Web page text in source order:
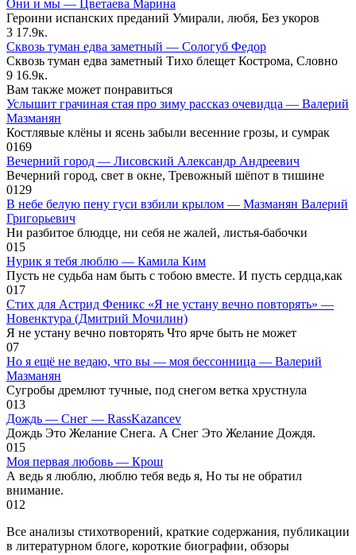
Они и мы — Цветаева Марина
Героини испанских преданий Умирали, любя, Без укоров
3 17.9к.
Сквозь туман едва заметный — Сологуб Федор
Сквозь туман едва заметный Тихо блещет Кострома, Словно
9 16.9к.
Вам также может понравиться
Услышит грачиная стая про зиму рассказ очевидца — Валерий
Мазманян
Костлявые клёны и ясень забыли весенние грозы, и сумрак
0169
Вечерний город — Лисовский Александр Андреевич
Вечерний город, свет в окне, Тревожный шёпот в тишине
0129
В небе белую пену гуси взбили крылом — Мазманян Валерий
Григорьевич
Ни разбитое блюдце, ни себя не жалей, листья-бабочки
015
Нурик я тебя люблю — Камила Ким
Пусть не судьба нам быть с тобою вместе. И пусть сердца,как
017
Стих для Астрид Феникс «Я не устану вечно повторять» —
Новенктура (Дмитрий Мочилин)
Я не устану вечно повторять Что ярче быть не может
07
Но я ещё не ведаю, что вы — моя бессонница — Валерий
Мазманян
Сугробы дремлют тучные, под снегом ветка хрустнула
013
Дождь — Снег — RassKazancev
Дождь Это Желание Снега. А Снег Это Желание Дождя.
015
Моя первая любовь — Крош
А ведь я люблю, люблю тебя ведь я, Но ты не обратил
внимание.
012
Все анализы стихотворений, краткие содержания, публикации
в литературном блоге, короткие биографии, обзоры